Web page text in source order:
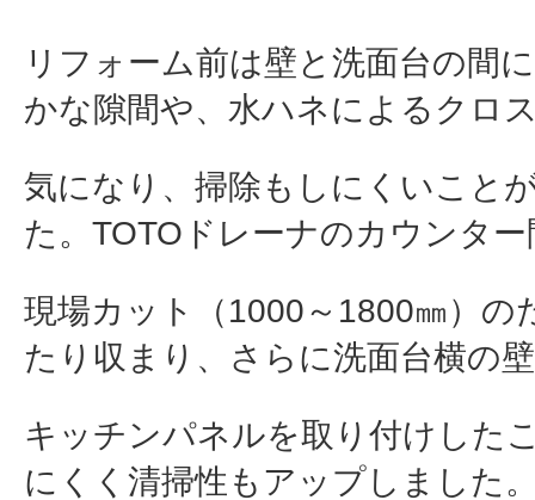
リフォーム前は壁と洗面台の間
かな隙間や、水ハネによるクロ
気になり、掃除もしにくいこと
た。TOTOドレーナのカウンタ
現場カット（1000～1800㎜）の
たり収まり、さらに洗面台横の
キッチンパネルを取り付けした
にくく清掃性もアップしました